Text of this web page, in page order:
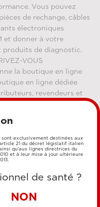
Vous pouvez
de rechange, câbles
électroniques
et donner à votre
produits de diagnostic.
VOUS
la boutique en ligne
en ligne dédiée
revendeurs et
de produits
validation d'un nouveau
par Esaote après la
les
Esaote en tant que
produits.Si vous êtes
laboratoire à des prix
exclusivement destinées aux
21 du décret législatif italien
qu’aux lignes directrices du
et à leur mise à jour ultérieure
de santé ?
NON